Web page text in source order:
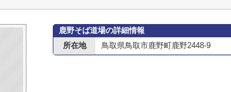
鹿野そば道場の詳細情報
所在地
鳥取県鳥取市鹿野町鹿野2448-9